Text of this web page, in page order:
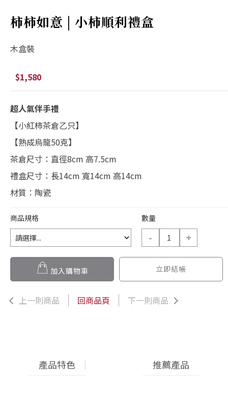
柿柿如意 | 小柿順利禮盒
木盒裝
$1,580
超人氣伴手禮
【小紅柿茶倉乙只】
【熟成烏龍50克】
茶倉尺寸：直徑8cm 高7.5cm
禮盒尺寸：長14cm 寬14cm 高14cm
材質：陶瓷
商品規格 數量
- +
加入購物車 立即結帳
上一則商品 回商品頁 下一則商品
產品特色 推薦產品